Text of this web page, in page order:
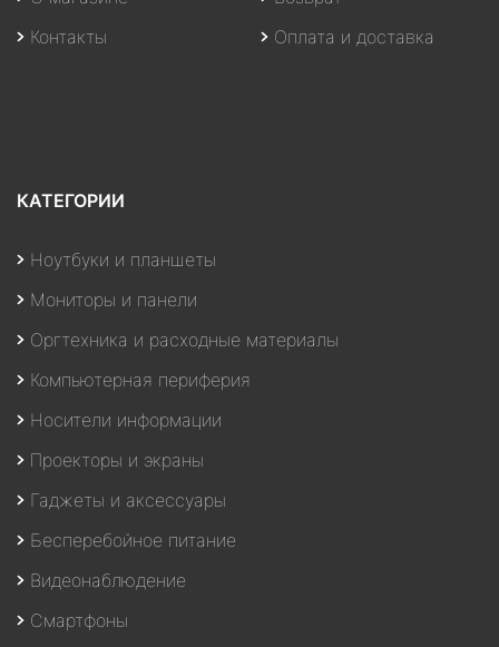
Контакты
Оплата и доставка
КАТЕГОРИИ
Ноутбуки и планшеты
Мониторы и панели
Оргтехника и расходные материалы
Компьютерная периферия
Носители информации
Проекторы и экраны
Гаджеты и аксессуары
Бесперебойное питание
Видеонаблюдение
Смартфоны